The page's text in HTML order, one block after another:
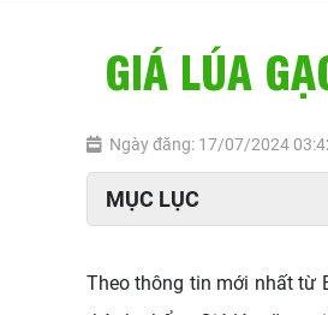
GIÁ LÚA
Ngày đăng: 17/07/2024
MỤC LỤC
Theo thông tin mới nhất từ